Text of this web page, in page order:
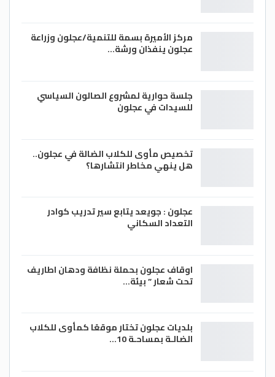
مركز الأميرة بسمة للتنمية/عجلون وزراعة
عجلون ينفذان ورشة…
جلسة حوارية لمشروع الصالون السياسي
للسيدات في عجلون
تخصيص مأوى للكلاب الضالة في عجلون..
هل ينهي مخاطر انتشارها؟
عجلون : جويعد يتابع سير تدريب كوادر
التعداد السكاني
اوقاف عجلون بحملة نظافة ودهان اطاريف
تحت شعار ” بيئة…
بلديات عجلون تختار موقعًا كمأوى للكلاب
الضالـة بمساحـة 10…